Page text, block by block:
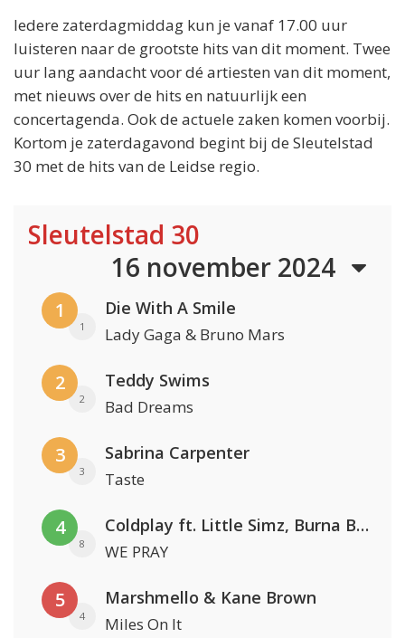
Iedere zaterdagmiddag kun je vanaf 17.00 uur
luisteren naar de grootste hits van dit moment. Twee
uur lang aandacht voor dé artiesten van dit moment,
met nieuws over de hits en natuurlijk een
concertagenda. Ook de actuele zaken komen voorbij.
Kortom je zaterdagavond begint bij de Sleutelstad
30 met de hits van de Leidse regio.
Sleutelstad 30
16 november 2024
1
1
Die With A Smile
Lady Gaga & Bruno Mars
2
2
Teddy Swims
Bad Dreams
3
3
Sabrina Carpenter
Taste
4
8
Coldplay ft. Little Simz, Burna Boy, Elyanna & Tini
WE PRAY
5
4
Marshmello & Kane Brown
Miles On It